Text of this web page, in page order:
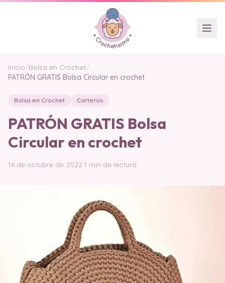
Inicio/Bolsa en Crochet/
PATRÓN GRATIS Bolsa Circular en crochet
Bolsa en Crochet Carteras
PATRÓN GRATIS Bolsa
Circular en crochet
16 de octubre de 2022·1 min de lectura